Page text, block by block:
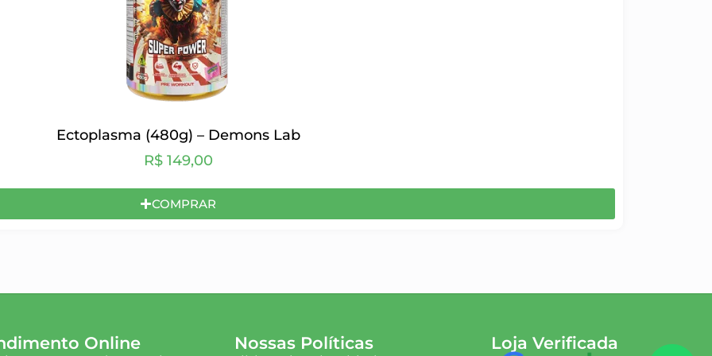
Ectoplasma (480g) – Demons Lab
R$149,00
COMPRAR
Online Nossas Políticas Loja Verificada